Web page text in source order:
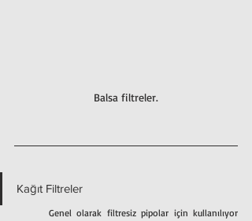
Balsa filtreler.
Kağıt Filtreler